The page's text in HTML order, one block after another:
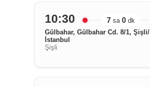
10:30
Gülbahar, Gülbahar Cd. 8/1, Şişli/
İstanbul
Şişli
7 sa 0 dk